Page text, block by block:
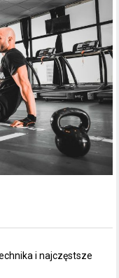
i najczęstsze